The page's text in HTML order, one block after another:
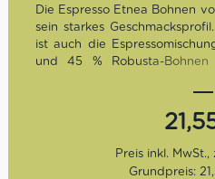
Die Espresso Etnea Bohnen
sein starkes
ist auch die
und 45 % Robusta-Bohnen
verleiht ihm Stärke und ein
Hoch, intensiv
Geschmack:
Kräftig,
55% Arabica,
Grundpreis: